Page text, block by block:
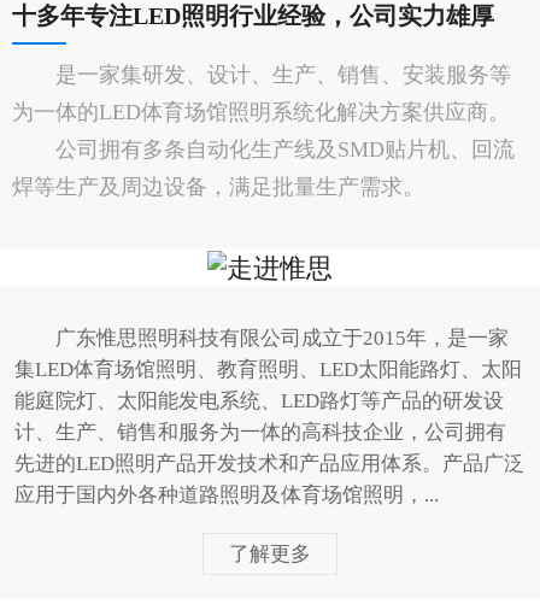
十多年专注LED照明行业经验，公司实力雄厚
是一家集研发、设计、生产、销售、安装服务等
为一体的LED体育场馆照明系统化解决方案供应商。
公司拥有多条自动化生产线及SMD贴片机、回流
焊等生产及周边设备，满足批量生产需求。
广东惟思照明科技有限公司成立于2015年，是一家
集LED体育场馆照明、教育照明、LED太阳能路灯、太阳
能庭院灯、太阳能发电系统、LED路灯等产品的研发设
计、生产、销售和服务为一体的高科技企业，公司拥有
先进的LED照明产品开发技术和产品应用体系。产品广泛
应用于国内外各种道路照明及体育场馆照明，...
了解更多